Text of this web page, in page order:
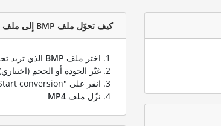
كيف تحوّل ملف BMP إلى ملف MP4؟
اختر ملف BMP الذي تريد
غيّر الجودة أو الحجم
انقر على "Start conversion" لتحويل ملفك من
نزّل ملف MP4